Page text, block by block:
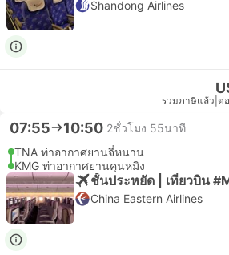
Shandong Airlines
รวมภาษีแล้ว ต่
07:55 10:50 2ชั่วโมง 55นาที
TNA ท่าอากาศยานจี่หนาน
KMG ท่าอากาศยานคุนหมิง
ชั้นประหยัด | เที่ยวบิน
China Eastern Airlines